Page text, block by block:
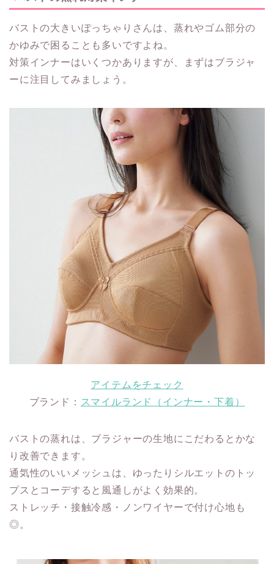
バストの大きいぽっちゃりさんは、蒸れやゴム部分の
かゆみで困ることも多いですよね。
対策インナーはいくつかありますが、まずはブラジャ
ーに注目してみましょう。
アイテムをチェック
ブランド： スマイルランド（インナー・下着）
バストの蒸れは、ブラジャーの生地にこだわるとかな
り改善できます。
通気性のいいメッシュは、ゆったりシルエットのトッ
プスとコーデすると風通しがよく効果的。
ストレッチ・接触冷感・ノンワイヤーで付け心地も
◎。